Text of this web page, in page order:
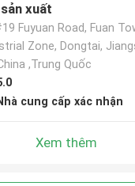
xuất
Fuyuan Road, Fuan
Zone, Dongtai,
,Trung Quốc
cung cấp xác nhận
Xem thêm